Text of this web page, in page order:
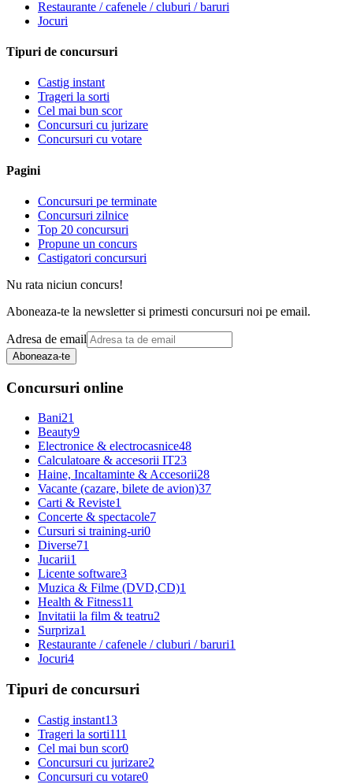
Restaurante / cafenele / cluburi / baruri
Jocuri
Tipuri de concursuri
Castig instant
Trageri la sorti
Cel mai bun scor
Concursuri cu jurizare
Concursuri cu votare
Pagini
Concursuri pe terminate
Concursuri zilnice
Top 20 concursuri
Propune un concurs
Castigatori concursuri
Nu rata niciun concurs!
Aboneaza-te la newsletter si primesti concursuri noi pe email.
Adresa de email
Aboneaza-te
Concursuri online
Bani21
Beauty9
Electronice & electrocasnice48
Calculatoare & accesorii IT23
Haine, Incaltaminte & Accesorii28
Vacante (cazare, bilete de avion)37
Carti & Reviste1
Concerte & spectacole7
Cursuri si training-uri0
Diverse71
Jucarii1
Licente software3
Muzica & Filme (DVD,CD)1
Health & Fitness11
Invitatii la film & teatru2
Surpriza1
Restaurante / cafenele / cluburi / baruri1
Jocuri4
Tipuri de concursuri
Castig instant13
Trageri la sorti111
Cel mai bun scor0
Concursuri cu jurizare2
Concursuri cu votare0